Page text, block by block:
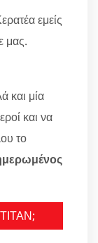
εμείς
μας.
και μία
και να
το